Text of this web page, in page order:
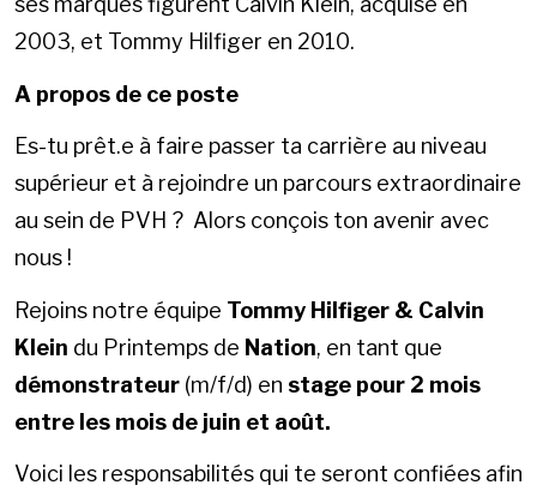
2003, et Tommy Hilfiger en 2010.
A propos de ce poste
Es-tu prêt.e à faire passer ta carrière au niveau
supérieur et à rejoindre un parcours extraordinaire
au sein de PVH ? Alors conçois ton avenir avec
nous !
Rejoins notre équipe Tommy Hilfiger & Calvin
Klein du Printemps de Nation, en tant que
démonstrateur (m/f/d) en stage pour 2 mois
entre les mois de juin et août.
Voici les responsabilités qui te seront confiées afin